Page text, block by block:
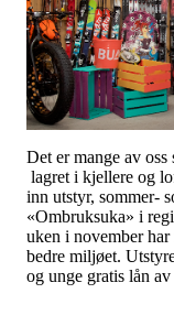
Det er mange av
lagret i kjellere og
inn utstyr, sommer-
«Ombruksuka» i
uken i november
bedre miljøet.
og unge gratis lån